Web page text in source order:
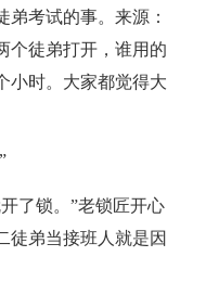
考试的事。来源：
个徒弟打开，谁用的
小时。大家都觉得大
了锁。”老锁匠开心
徒弟当接班人就是因